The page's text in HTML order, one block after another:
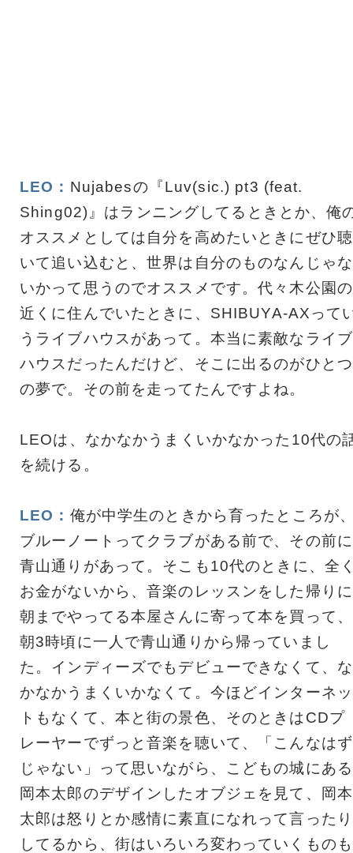
LEO： Nujabesの『Luv(sic.) pt3 (feat.
Shing02)』はランニングしてるときとか、俺
オススメとしては自分を高めたいときにぜひ聴
いて追い込むと、世界は自分のものなんじゃな
いかって思うのでオススメです。代々木公園の
近くに住んでいたときに、SHIBUYA-AXって
うライブハウスがあって。本当に素敵なライブ
ハウスだったんだけど、そこに出るのがひとつ
の夢で。その前を走ってたんですよね。
LEOは、なかなかうまくいかなかった10代の
を続ける。
LEO： 俺が中学生のときから育ったところが
ブルーノートってクラブがある前で、その前に
青山通りがあって。そこも10代のときに、全
お金がないから、音楽のレッスンをした帰りに
朝までやってる本屋さんに寄って本を買って、
朝3時頃に一人で青山通りから帰っていまし
た。インディーズでもデビューできなくて、な
かなかうまくいかなくて。今ほどインターネッ
トもなくて、本と街の景色、そのときはCDプ
レーヤーでずっと音楽を聴いて、「こんなはず
じゃない」って思いながら、こどもの城にある
岡本太郎のデザインしたオブジェを見て、岡本
太郎は怒りとか感情に素直になれって言ったり
してるから、街はいろいろ変わっていくものも